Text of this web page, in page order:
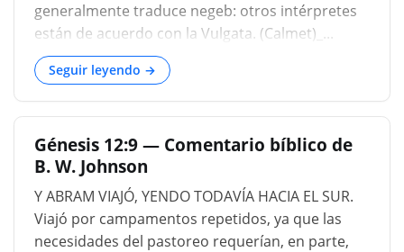
generalmente traduce negeb: otros intérpretes
están de acuerdo con la Vulgata. (Calmet)_...
Seguir leyendo →
Génesis 12:9 — Comentario bíblico de
B. W. Johnson
Y ABRAM VIAJÓ, YENDO TODAVÍA HACIA EL SUR.
Viajó por campamentos repetidos, ya que las
necesidades del pastoreo requerían, en parte,